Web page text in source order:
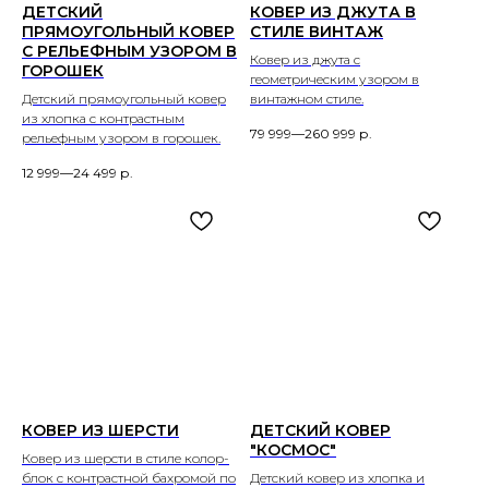
ДЕТСКИЙ
ПРЯМОУГОЛЬНЫЙ КОВЕР
С РЕЛЬЕФНЫМ УЗОРОМ В
ГОРОШЕК
Детский прямоугольный ковер
из хлопка с контрастным
рельефным узором в горошек.
12 999—24 499 р.
КОВЕР ИЗ ДЖУТА В
СТИЛЕ ВИНТАЖ
Ковер из джута с
геометрическим узором в
винтажном стиле.
79 999—260 999 р.
КОВЕР ИЗ ШЕРСТИ
Ковер из шерсти в стиле колор-
блок с контрастной бахромой по
ДЕТСКИЙ КОВЕР
"КОСМОС"
Детский ковер из хлопка и